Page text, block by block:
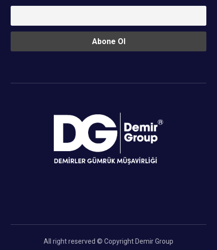
All right reserved © Copyright Demir Group